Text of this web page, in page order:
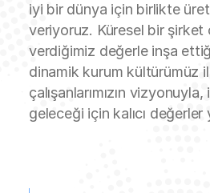
iyi bir dünya için birlikte
veriyoruz. Küresel bir şirket
verdiğimiz değerle inşa
dinamik kurum kültürümüz
çalışanlarımızın vizyonuyla,
geleceği için kalıcı değerler